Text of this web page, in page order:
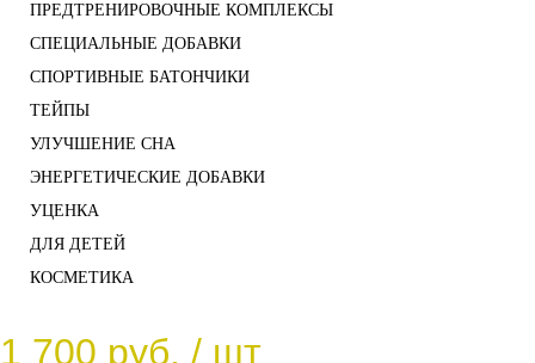
ПРЕДТРЕНИРОВОЧНЫЕ КОМПЛЕКСЫ
СПЕЦИАЛЬНЫЕ ДОБАВКИ
СПОРТИВНЫЕ БАТОНЧИКИ
ТЕЙПЫ
УЛУЧШЕНИЕ СНА
ЭНЕРГЕТИЧЕСКИЕ ДОБАВКИ
УЦЕНКА
ДЛЯ ДЕТЕЙ
КОСМЕТИКА
1 700 руб. / шт